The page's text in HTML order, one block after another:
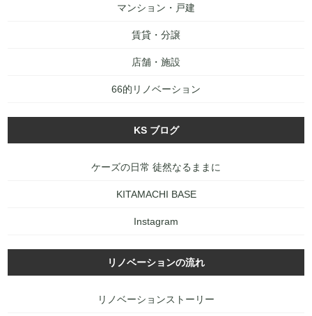
マンション・戸建
賃貸・分譲
店舗・施設
66的リノベーション
KS ブログ
ケーズの日常 徒然なるままに
KITAMACHI BASE
Instagram
リノベーションの流れ
リノベーションストーリー